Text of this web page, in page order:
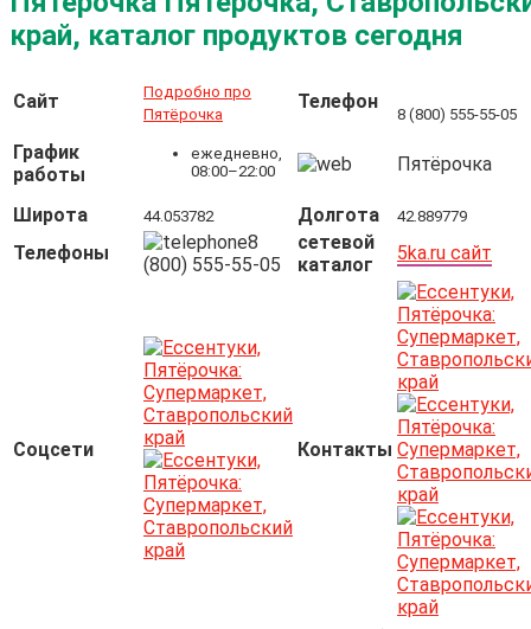
край, каталог продуктов сегодня
Сайт
Подробно про
Пятёрочка
Телефон
8 (800) 555-55-05
График
работы
ежедневно,
08:00–22:00
Пятёрочка
Широта 44.053782 Долгота 42.889779
Телефоны
8
(800) 555-55-05
сетевой
каталог
5ka.ru сайт
Соцсети Контакты